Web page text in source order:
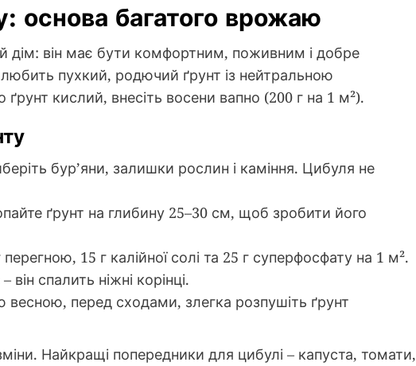
основа багатого врожаю
дім: він має бути комфортним, поживним і добре
пухкий, родючий ґрунт із нейтральною
кислий, внесіть восени вапно (200 г на 1 м²).
бур’яни, залишки рослин і каміння. Цибуля не
ґрунт на глибину 25–30 см, щоб зробити його
перегною, 15 г калійної солі та 25 г суперфосфату на 1 м².
спалить ніжні корінці.
весною, перед сходами, злегка розпушіть ґрунт
Найкращі попередники для цибулі – капуста, томати,